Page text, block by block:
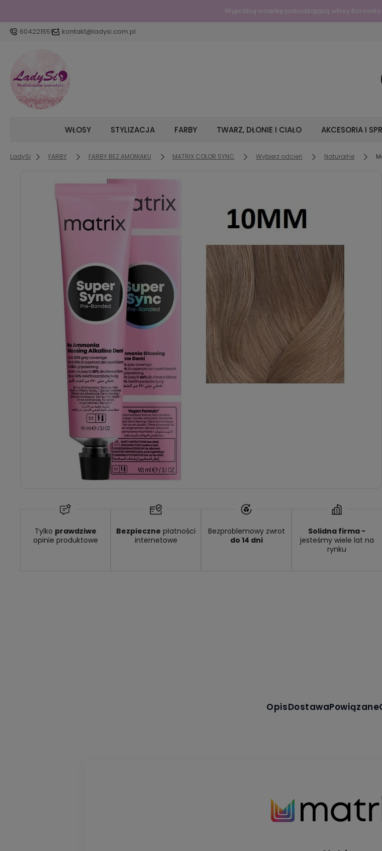
Wypróbuj wcierkę pobudzającą włosy
604221551 kontakt@ladysi.com.pl
WŁOSY STYLIZACJA FARBY TWARZ, DŁONIE I CIAŁO AKCESORIA I
LadySi FARBY FARBY BEZ AMONIAKU MATRIX COLOR SYNC Wybierz odcień Naturalne
Tylko prawdziwe
opinie produktowe
Bezpieczne płatności
internetowe
Bezproblemowy zwrot
do 14 dni
Solidna firma -
jesteśmy wiele lat na
rynku
średnia ilość
OpisDostawaPowiązane